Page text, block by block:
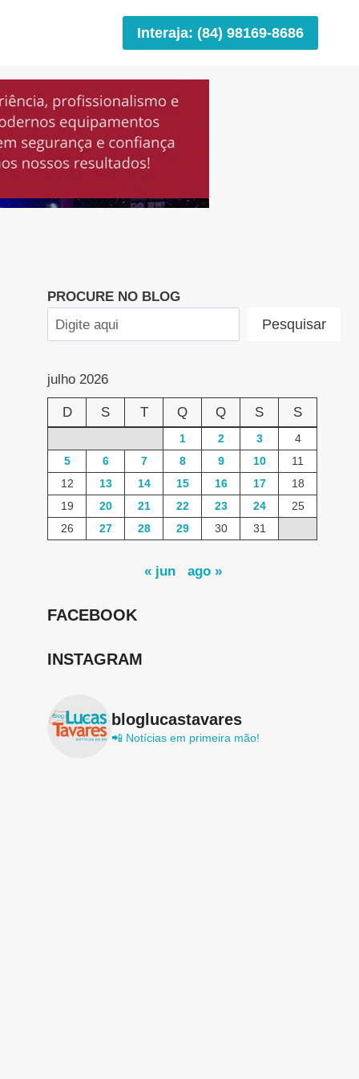
Interaja: (84) 98169-8686
PROCURE NO BLOG
Pesquisar
julho 2026
D S T Q Q S S
1 2 3
4
5
6 7 8 9 10
11
12
13 14 15 16 17
18
19
20 21 22 23 24
25
26
27 28 29 30 31
« jun ago »
FACEBOOK
INSTAGRAM
bloglucastavares
📲 Notícias em primeira mão!